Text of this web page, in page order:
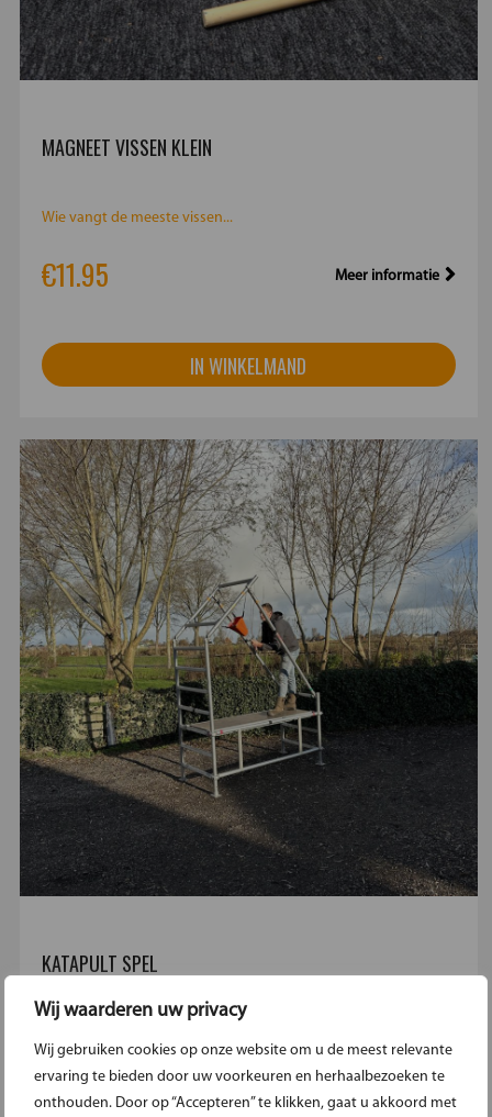
Wij waarderen uw privacy
Wij gebruiken cookies op onze website om u de meest relevante
ervaring te bieden door uw voorkeuren en herhaalbezoeken te
onthouden. Door op “Accepteren” te klikken, gaat u akkoord met
MAGNEET VISSEN KLEIN
Wie vangt de meeste vissen...
€11.95 Meer informatie
IN WINKELMAND
KATAPULT SPEL
€59.95